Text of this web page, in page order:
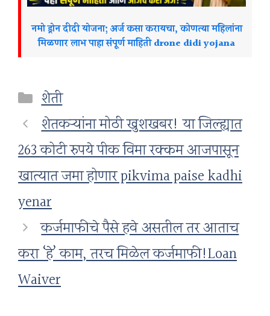
नमो ड्रोन दीदी योजना; अर्ज कसा करायचा, कोणत्या महिलांना
मिळणार लाभ पाहा संपूर्ण माहिती drone didi yojana
Categories
शेती
शेतकऱ्यांना मोठी खुशखबर! या जिल्ह्यात
263 कोटी रुपये पीक विमा रक्कम आजपासून
खात्यात जमा होणार pikvima paise kadhi
yenar
कर्जमाफीचे पैसे हवे असतील तर आताच
करा ‘हे’ काम, तरच मिळेल कर्जमाफी!Loan
Waiver